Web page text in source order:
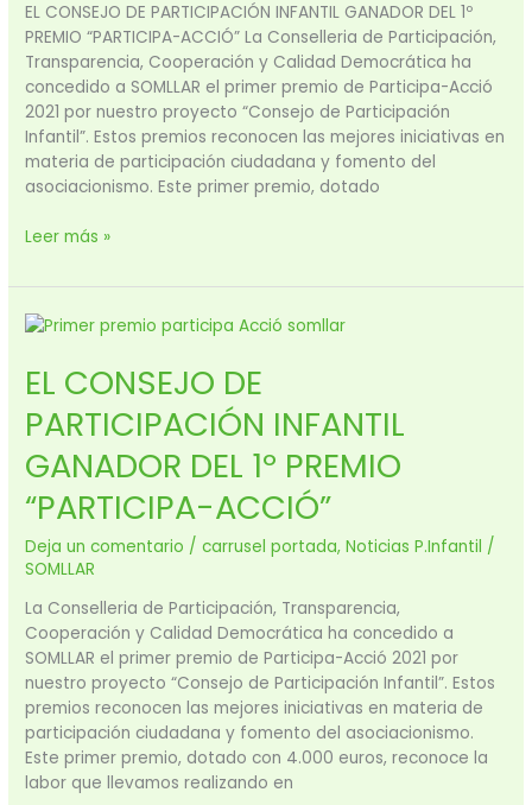
EL CONSEJO DE PARTICIPACIÓN INFANTIL GANADOR DEL 1º
PREMIO “PARTICIPA-ACCIÓ” La Conselleria de Participación,
Transparencia, Cooperación y Calidad Democrática ha
concedido a SOMLLAR el primer premio de Participa-Acció
2021 por nuestro proyecto “Consejo de Participación
Infantil”. Estos premios reconocen las mejores iniciativas en
materia de participación ciudadana y fomento del
asociacionismo. Este primer premio, dotado
Leer más »
EL CONSEJO DE
PARTICIPACIÓN INFANTIL
GANADOR DEL 1º PREMIO
“PARTICIPA-ACCIÓ”
Deja un comentario /carrusel portada,Noticias P.Infantil /
SOMLLAR
La Conselleria de Participación, Transparencia,
Cooperación y Calidad Democrática ha concedido a
SOMLLAR el primer premio de Participa-Acció 2021 por
nuestro proyecto “Consejo de Participación Infantil”. Estos
premios reconocen las mejores iniciativas en materia de
participación ciudadana y fomento del asociacionismo.
Este primer premio, dotado con 4.000 euros, reconoce la
labor que llevamos realizando en
EL
DE
PARTICIPACIÓN
INFANTIL
DEL
1º
PREMIO
“PARTICIPA-
ACCIÓ”